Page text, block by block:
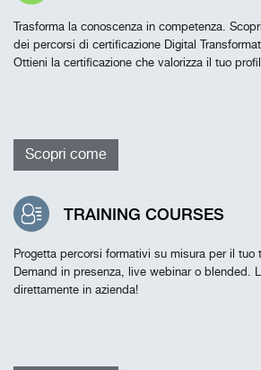
Trasforma la conoscenza in competenza.
dei percorsi di certificazione Digital
Ottieni la certificazione che valorizza il tuo
Scopri come
TRAINING COURSES
Progetta percorsi formativi su misura per il
Demand in presenza, live webinar o blended.
direttamente in azienda!